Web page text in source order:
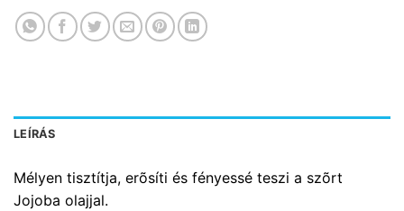
LEÍRÁS
Mélyen tisztítja, erõsíti és fényessé teszi a szõrt
Jojoba olajjal.